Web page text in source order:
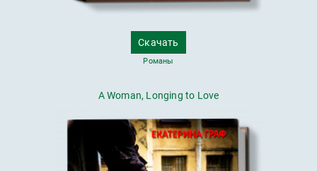
Скачать
Романы
A Woman, Longing to Love